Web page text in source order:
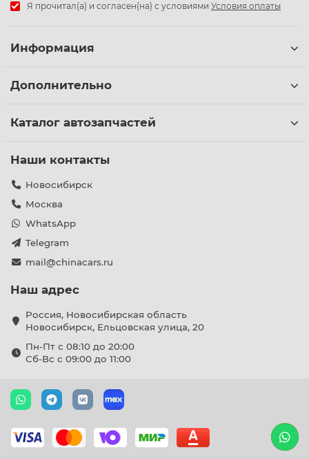
Я прочитал(а) и согласен(на) с условиями Условия оплаты
Информация
Дополнительно
Каталог автозапчастей
Наши контакты
Новосибирск
Москва
WhatsApp
Telegram
mail@chinacars.ru
Наш адрес
Россия, Новосибирская область
Новосибирск, Ельцовская улица, 20
Пн-Пт с 08:10 до 20:00
Сб-Вс с 09:00 до 11:00